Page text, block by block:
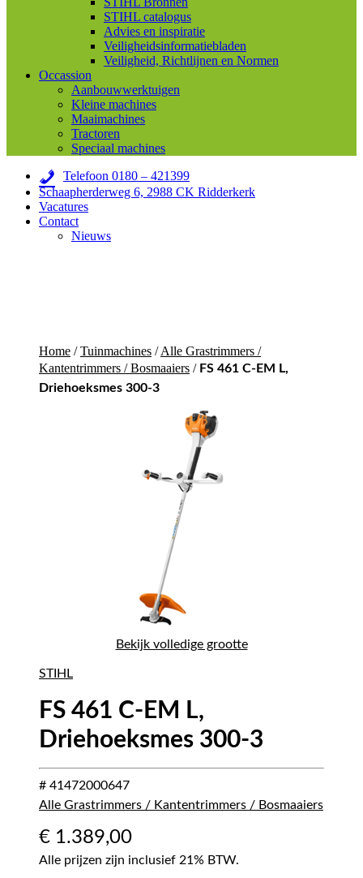
STIHL catalogus
Advies en inspiratie
Veiligheidsinformatiebladen
Veiligheid, Richtlijnen en Normen
Occassion
Aanbouwwerktuigen
Kleine machines
Maaimachines
Tractoren
Speciaal machines
Telefoon 0180 – 421399
Schaapherderweg 6, 2988 CK Ridderkerk
Vacatures
Contact
Nieuws
Home /Tuinmachines /Alle Grastrimmers /
Kantentrimmers / Bosmaaiers / FS 461 C-EM L,
Driehoeksmes 300-3
Bekijk volledige grootte
STIHL
FS 461 C-EM L,
Driehoeksmes 300-3
# 41472000647
Alle Grastrimmers / Kantentrimmers / Bosmaaiers
€ 1.389,00
Alle prijzen zijn inclusief 21% BTW.